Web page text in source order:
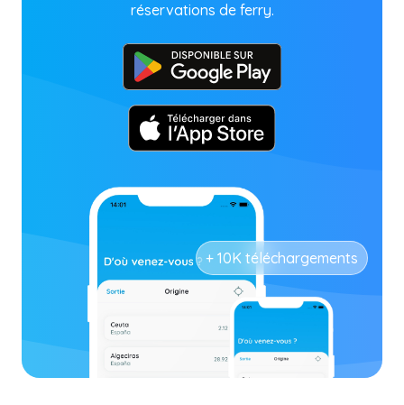
réservations de ferry.
+ 10K téléchargements